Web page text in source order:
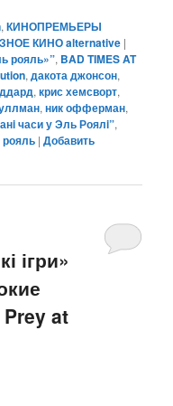
,КИНОПРЕМЬЕРЫ
КИНО alternative |
рояль»”, BAD TIMES AT
,дакота джонсон,
,крис хемсворт,
,ник офферман,
часи у Эль Роялi”,
|Добавить
ігри»
at